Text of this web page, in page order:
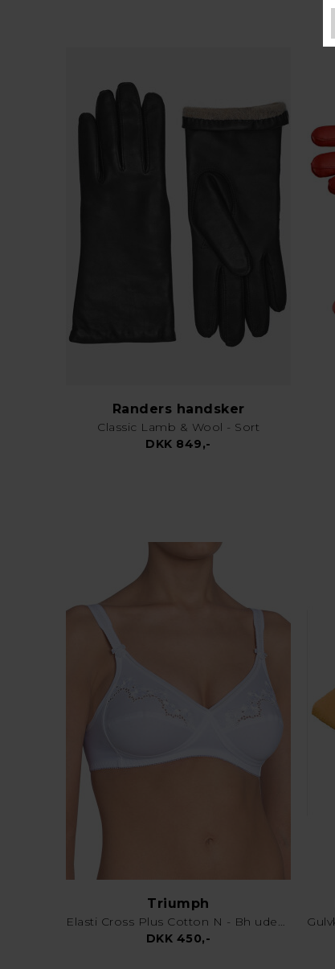
Randers handsker
Classic Lamb & Wool - Sort
DKK 849,-
Triumph
Elasti Cross Plus Cotton N - Bh uden bøjle - Hvid
DKK 450,-